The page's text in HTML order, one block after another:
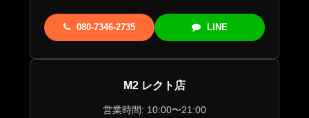
080-7346-2735 LINE
M2 レクト店
営業時間: 10:00〜21:00